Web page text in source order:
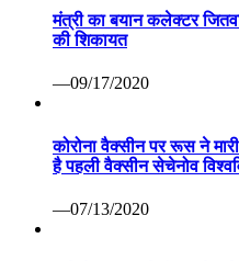
मंत्री का बयान कलेक्टर
की शिकायत
—09/17/2020
कोरोना वैक्सीन पर रूस ने
है पहली वैक्सीन सेचेनोव
—07/13/2020